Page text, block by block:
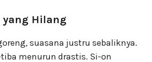
Hilang
suasana justru sebaliknya.
menurun drastis. Si-on